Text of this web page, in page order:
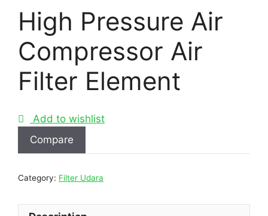
High Pressure Air
Compressor Air
Filter Element
Add to wishlist
Compare
Category: Filter Udara